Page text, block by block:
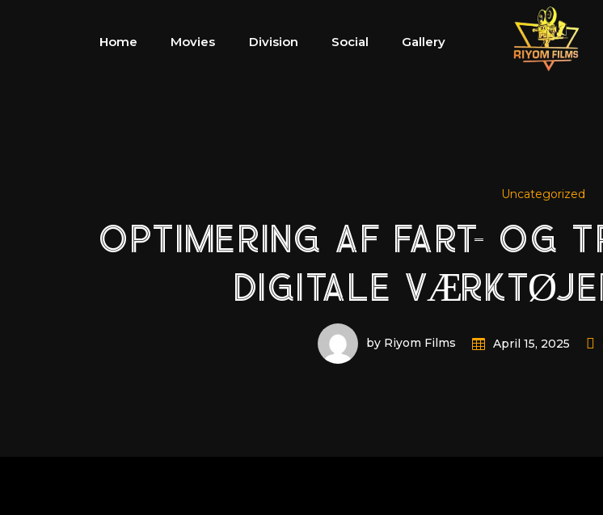
Home Movies Division Social Gallery
Uncategorized
OPTIMERING AF FART- OG
DIGITALE
by Riyom Films April 15, 2025